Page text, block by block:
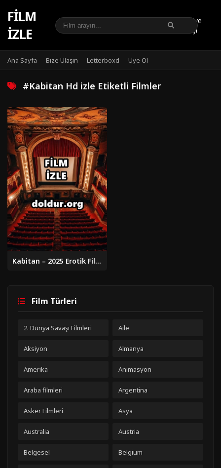
FILM
IZLE
Üye
Girişi
Ana Sayfa Bize Ulaşın Letterboxd Üye Ol
#Kabitan Hd izle Etiketli Filmler
Kabitan – 2025 Erotik Filmi
Film Türleri
2. Dünya Savaşı Filmleri Aile
Aksiyon Almanya
Amerika Animasyon
Araba filmleri Argentina
Asker Filmleri Asya
Australia Austria
Belgesel Belgium